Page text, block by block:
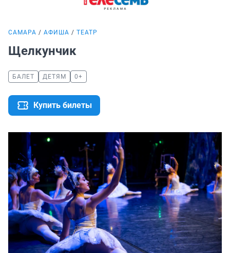
САМАРА АФИША ТЕАТР
Щелкунчик
БАЛЕТ ДЕТЯМ 0+
Купить билеты